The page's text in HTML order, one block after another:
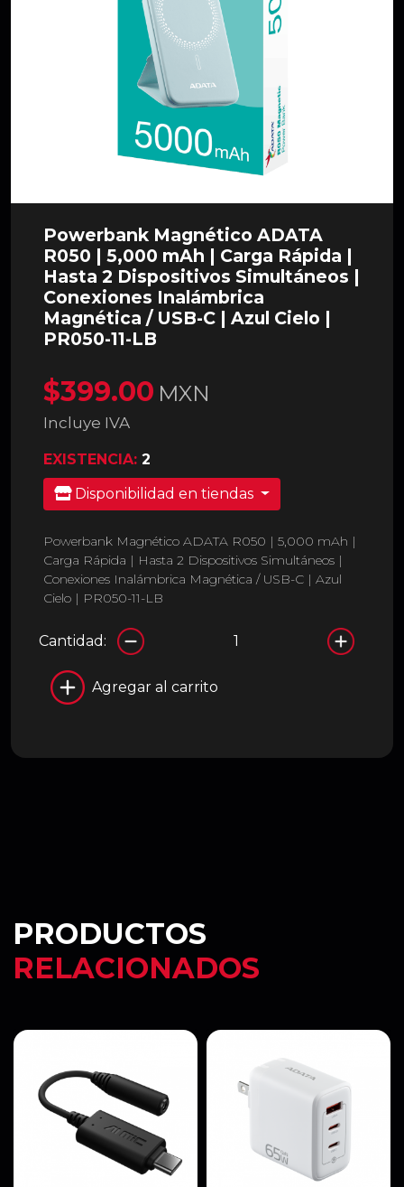
Powerbank Magnético ADATA
R050 | 5,000 mAh | Carga Rápida |
Hasta 2 Dispositivos Simultáneos |
Conexiones Inalámbrica
Magnética / USB-C | Azul Cielo |
PR050-11-LB
$399.00 MXN
Incluye IVA
EXISTENCIA: 2
Disponibilidad en tiendas
Powerbank Magnético ADATA R050 | 5,000 mAh |
Carga Rápida | Hasta 2 Dispositivos Simultáneos |
Conexiones Inalámbrica Magnética / USB-C | Azul
Cielo | PR050-11-LB
Cantidad:
Agregar al carrito
PRODUCTOS
RELACIONADOS